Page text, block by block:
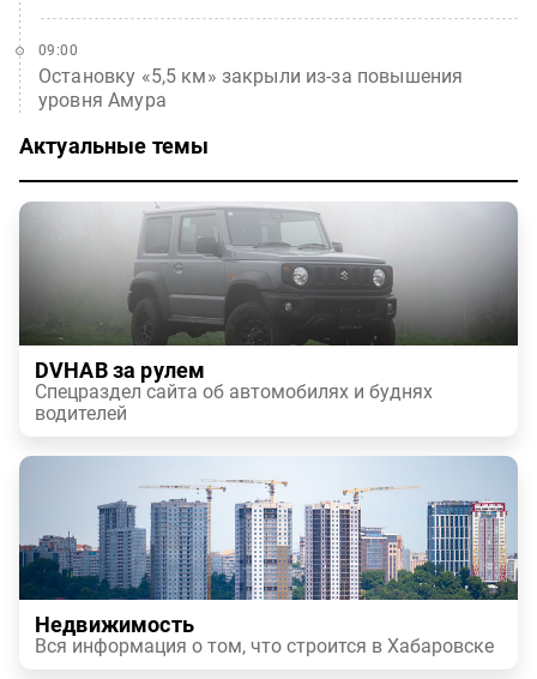
Остановку «5,5 км» закрыли из-за повышения
уровня Амура
09:00
Актуальные темы
DVHAB за рулем
Спецраздел сайта об автомобилях и буднях
водителей
Недвижимость
Вся информация о том, что строится в Хабаровске